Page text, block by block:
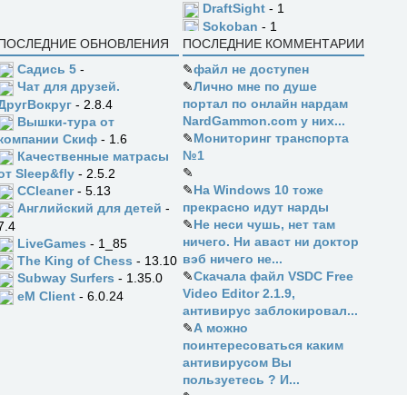
DraftSight - 1
Sokoban - 1
ОБНОВЛЕНИЯ
Садись 5 -
Чат для друзей.
- 2.8.4
Вышки-тура от
Скиф - 1.6
Качественные матрасы
Sleep&fly - 2.5.2
CCleaner- 5.13
Английский для детей -
LiveGames - 1_85
The King of Chess - 13.10
Subway Surfers - 1.35.0
eM Client - 6.0.24
ПОСЛЕДНИЕ КОММЕНТАРИИ
✎файл не доступен
✎Лично мне по душе
портал по онлайн нардам
NardGammon.com у них...
✎Мониторинг транспорта
№1
✎
✎На Windows 10 тоже
прекрасно идут нарды
✎Не неси чушь, нет там
ничего. Ни аваст ни доктор
вэб ничего не...
✎Скачала файл VSDC Free
Video Editor 2.1.9,
антивирус заблокировал...
✎А можно
поинтересоваться каким
антивирусом Вы
пользуетесь ? И...